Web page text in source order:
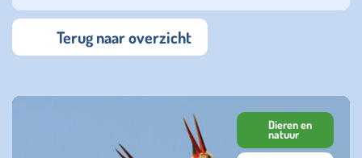
Terug naar overzicht
Dieren en
natuur